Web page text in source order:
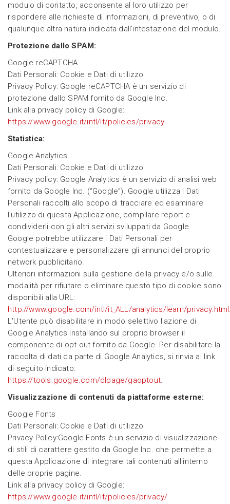
modulo di contatto, acconsente al loro utilizzo per
rispondere alle richieste di informazioni, di preventivo, o di
qualunque altra natura indicata dall'intestazione del modulo.
Protezione dallo SPAM:
Google reCAPTCHA
Dati Personali: Cookie e Dati di utilizzo
Privacy Policy: Google reCAPTCHA è un servizio di
protezione dallo SPAM fornito da Google Inc.
Link alla privacy policy di Google:
https://www.google.it/intl/it/policies/privacy
Statistica:
Google Analytics
Dati Personali: Cookie e Dati di utilizzo
Privacy policy: Google Analytics è un servizio di analisi web
fornito da Google Inc. (“Google”). Google utilizza i Dati
Personali raccolti allo scopo di tracciare ed esaminare
l'utilizzo di questa Applicazione, compilare report e
condividerli con gli altri servizi sviluppati da Google.
Google potrebbe utilizzare i Dati Personali per
contestualizzare e personalizzare gli annunci del proprio
network pubblicitario.
Ulteriori informazioni sulla gestione della privacy e/o sulle
modalità per rifiutare o eliminare questo tipo di cookie sono
disponibili alla URL:
http://www.google.com/intl/it_ALL/analytics/learn/privacy.html
L'Utente può disabilitare in modo selettivo l'azione di
Google Analytics installando sul proprio browser il
componente di opt-out fornito da Google. Per disabilitare la
raccolta di dati da parte di Google Analytics, si rinvia al link
di seguito indicato:
https://tools.google.com/dlpage/gaoptout.
Visualizzazione di contenuti da piattaforme esterne:
Google Fonts
Dati Personali: Cookie e Dati di utilizzo
Privacy Policy:Google Fonts è un servizio di visualizzazione
di stili di carattere gestito da Google Inc. che permette a
questa Applicazione di integrare tali contenuti all'interno
delle proprie pagine.
Link alla privacy policy di Google:
https://www.google.it/intl/it/policies/privacy/